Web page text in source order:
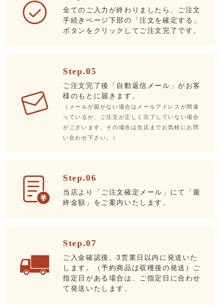
全てのご入力が終わりましたら、ご注文
手続きページ下部の「注文を確定する」
ボタンをクリックしてご注文完了です。
Step.05
ご注文完了後「自動返信メール」がお客
様のもとに届きます。
（メールが届かない場合はメールアドレスが間違
っているか、ご注文が正しく完了していない場合
がございます。その場合は当店までお気軽にお問
い合わせ下さい。）
Step.06
当店より「ご注文確定メール」にて「最
終金額」をご案内いたします。
Step.07
ご入金確認後、3営業日以内に発送いた
します。（予約商品は収穫後の発送）ご
指定日がある場合は、ご指定日に合わせ
て発送いたします。